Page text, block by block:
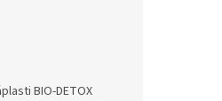
BIO-DETOX